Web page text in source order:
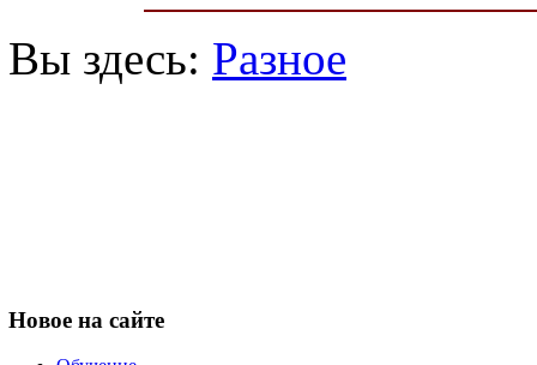
Вы здесь: Разное
Новое на сайте